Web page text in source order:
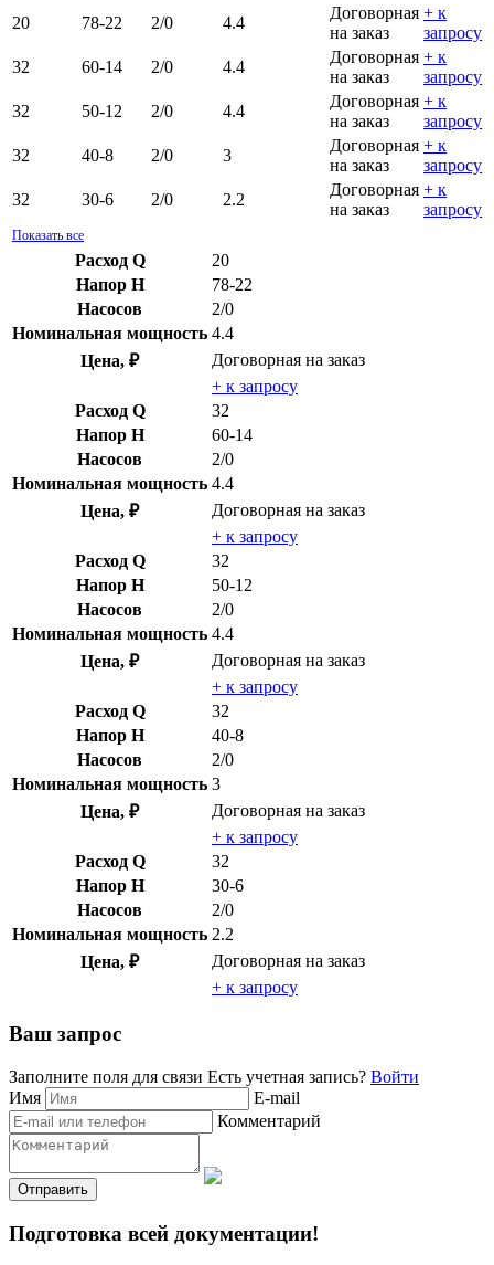
20 78-22 2/0 4.4
Договорная
на заказ
+ к
запросу
32
60-14 2/0 4.4
Договорная
на заказ
+ к
запросу
32
50-12 2/0 4.4
Договорная
на заказ
+ к
запросу
32
40-8 2/0 3
Договорная
на заказ
+ к
запросу
32
30-6 2/0 2.2
Договорная
на заказ
+ к
запросу
Показать все
Расход Q
20
Напор H
78-22
Насосов
2/0
Номинальная мощность 4.4
Цена, ₽
Договорная на заказ
+ к запросу
Расход Q
32
Напор H
60-14
Насосов
2/0
Номинальная мощность 4.4
Цена, ₽
Договорная на заказ
+ к запросу
Расход Q
32
Напор H
50-12
Насосов
2/0
Номинальная мощность 4.4
Цена, ₽
Договорная на заказ
+ к запросу
Расход Q
32
Напор H
40-8
Насосов
2/0
Номинальная мощность 3
Цена, ₽
Договорная на заказ
+ к запросу
Расход Q
32
Напор H
30-6
Насосов
2/0
Номинальная мощность 2.2
Цена, ₽
Договорная на заказ
+ к запросу
Ваш запрос
Заполните поля для связи Есть учетная запись? Войти
Имя
E-mail
Комментарий
Подготовка всей документации!